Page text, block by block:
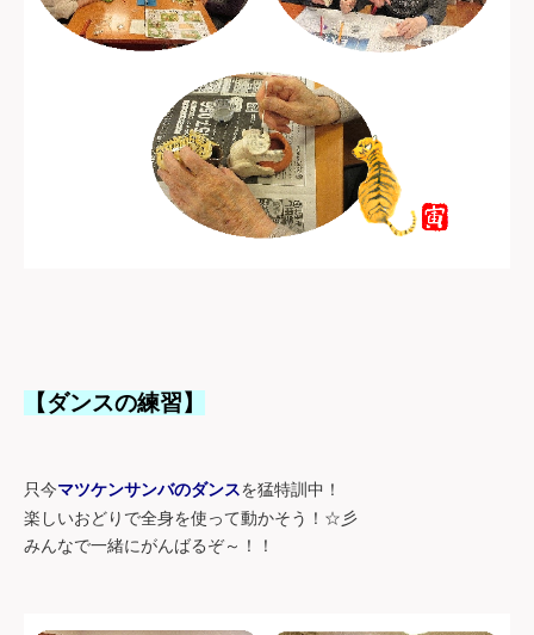
【ダンスの練習】
只今マツケンサンバのダンスを猛特訓中！
楽しいおどりで全身を使って動かそう！ ☆彡
みんなで一緒にがんばるぞ～！！